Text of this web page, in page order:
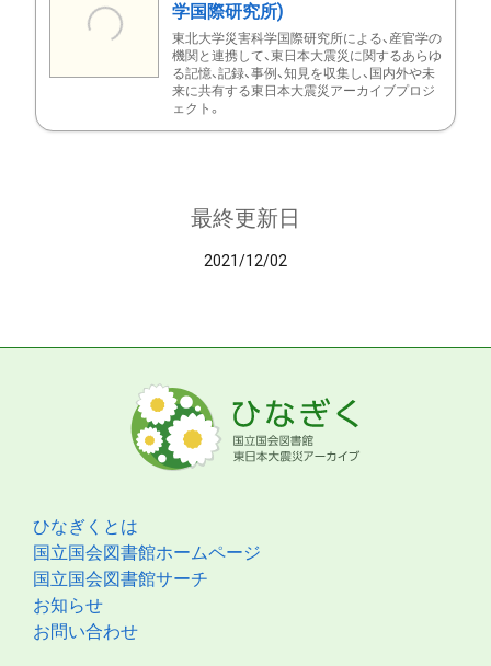
学国際研究所)
東北大学災害科学国際研究所による、産官学の
機関と連携して、東日本大震災に関するあらゆ
る記憶、記録、事例、知見を収集し、国内外や未
来に共有する東日本大震災アーカイブプロジ
ェクト。
最終更新日
2021/12/02
ひなぎくとは
国立国会図書館ホームページ
国立国会図書館サーチ
お知らせ
お問い合わせ